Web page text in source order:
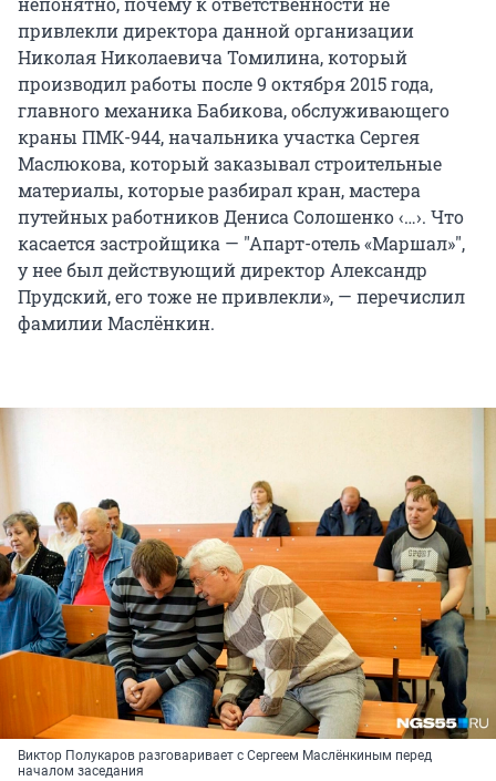
привлекли директора данной организации
Николая Николаевича Томилина, который
производил работы после 9 октября 2015 года,
главного механика Бабикова, обслуживающего
краны ПМК-944, начальника участка Сергея
Маслюкова, который заказывал строительные
материалы, которые разбирал кран, мастера
путейных работников Дениса Солошенко ‹…›. Что
касается застройщика — "Апарт-отель «Маршал»″,
у нее был действующий директор Александр
Прудский, его тоже не привлекли», — перечислил
фамилии Маслёнкин.
Виктор Полукаров разговаривает с Сергеем Маслёнкиным перед
началом заседания